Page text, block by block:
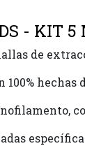
- KIT
de
100%